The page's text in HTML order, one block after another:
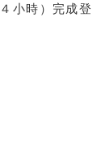
小時）完成登